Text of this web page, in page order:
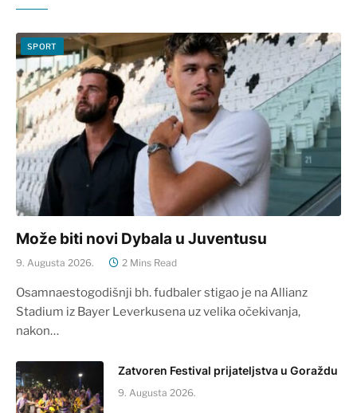
SPORT
Može biti novi Dybala u Juventusu
9. Augusta 2026. 2 Mins Read
Osamnaestogodišnji bh. fudbaler stigao je na Allianz
Stadium iz Bayer Leverkusena uz velika očekivanja,
nakon…
Zatvoren Festival prijateljstva u Goraždu
9. Augusta 2026.